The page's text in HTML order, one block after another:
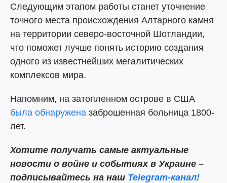
Следующим этапом работы станет уточнение
точного места происхождения Алтарного камня
на территории северо-восточной Шотландии,
что поможет лучше понять историю создания
одного из известнейших мегалитических
комплексов мира.
Напомним, на затопленном острове в США
была обнаружена заброшенная больница 1800-
лет.
Хотите получать самые актуальные
новости о войне и событиях в Украине –
подписывайтесь на наш Telegram-канал!